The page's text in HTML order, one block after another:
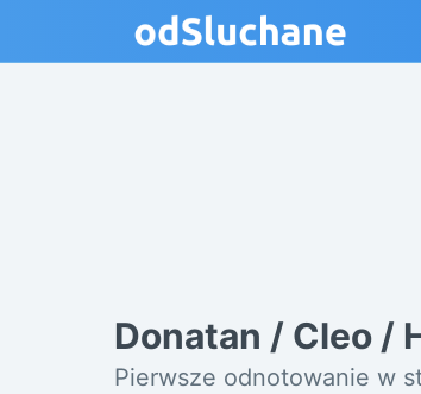
Donatan / Cleo /
Pierwsze odnotowanie w